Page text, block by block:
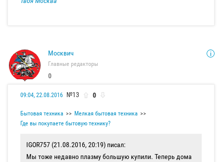
Москвич
Главные редакторы
0
09:04, 22.08.2016 №13 0
Бытовая техника
Мелкая бытовая техника
Где вы покупаете бытовую технику?
IGOR757 (21.08.2016, 20:19) писал:
Мы тоже недавно плазму большую купили. Теперь дома